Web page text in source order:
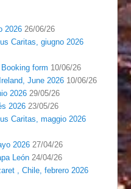
2026 26/06/26
Caritas, giugno 2026
form 10/06/26
June 2026 10/06/26
2026 29/05/26
2026 23/05/26
Caritas, maggio 2026
2026 27/04/26
León 24/04/26
, Chile, febrero 2026